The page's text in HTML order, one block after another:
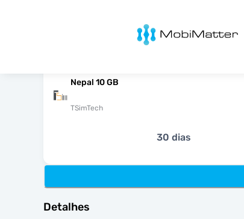
MobiMatter
Nepal 10 GB
TSimTech
30 dias
Detalhes